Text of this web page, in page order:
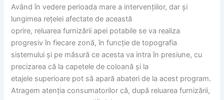
Având în vedere perioada mare a intervențiilor, dar și
lungimea rețelei afectate de această
oprire, reluarea furnizării apei potabile se va realiza
progresiv în fiecare zonă, în funcție de topografia
sistemului și pe măsură ce acesta va intra în presiune, cu
precizarea că la capetele de coloană și la
etajele superioare pot să apară abateri de la acest program.
Atragem atenția consumatorilor că, după reluarea furnizării,